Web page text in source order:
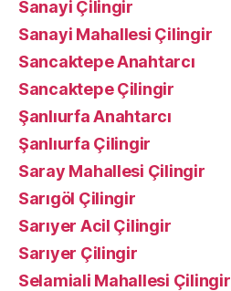
Sanayi Çilingir
Sanayi Mahallesi Çilingir
Sancaktepe Anahtarcı
Sancaktepe Çilingir
Şanlıurfa Anahtarcı
Şanlıurfa Çilingir
Saray Mahallesi Çilingir
Sarıgöl Çilingir
Sarıyer Acil Çilingir
Sarıyer Çilingir
Selamiali Mahallesi Çilingir